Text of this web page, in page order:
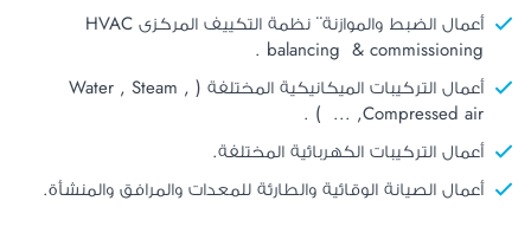
أعمال الضبط والموازنة ̈ نظمة التكييف المركزى HVAC
balancing & commissioning .
أعمال التركيبات الميكانيكية المختلفة ( Water , Steam ,
Compressed air, ... ) .
أعمال التركيبات الكهربائية المختلفة.
أعمال الصيانة الوقائية والطارئة للمعدات والمرافق والمنشأة.